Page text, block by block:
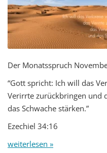
Der Monatsspruch
“Gott spricht: Ich will das
Verirrte zurückbringen und
das Schwache stärken.”
Ezechiel 34:16
weiterlesen »